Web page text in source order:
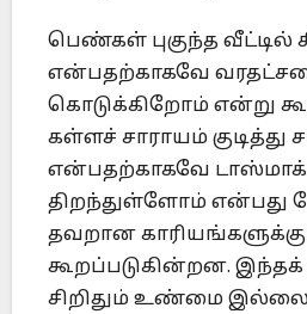
பெண்கள் புகுந்த வீட்டில்
என்பதற்காகவே
கொடுக்கிறோம் என்று
கள்ளச் சாராயம் குடித்து
என்பதற்காகவே
திறந்துள்ளோம் என்பது
தவறான
கூறப்படுகின்றன.
சிறிதும் உண்மை